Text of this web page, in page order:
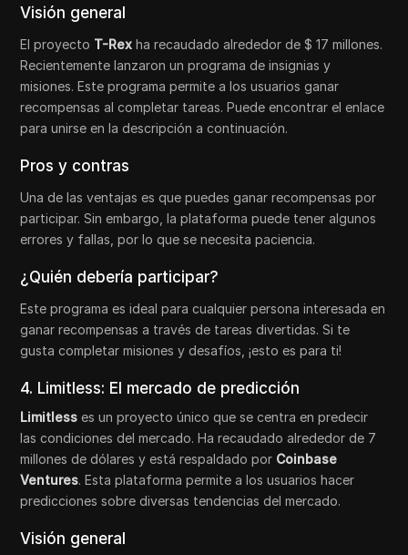
Visión general
El proyecto T-Rex ha recaudado alrededor de $ 17 millones.
Recientemente lanzaron un programa de insignias y
misiones. Este programa permite a los usuarios ganar
recompensas al completar tareas. Puede encontrar el enlace
para unirse en la descripción a continuación.
Pros y contras
Una de las ventajas es que puedes ganar recompensas por
participar. Sin embargo, la plataforma puede tener algunos
errores y fallas, por lo que se necesita paciencia.
¿Quién debería participar?
Este programa es ideal para cualquier persona interesada en
ganar recompensas a través de tareas divertidas. Si te
gusta completar misiones y desafíos, ¡esto es para ti!
4. Limitless: El mercado de predicción
Limitless es un proyecto único que se centra en predecir
las condiciones del mercado. Ha recaudado alrededor de 7
millones de dólares y está respaldado por Coinbase
Ventures. Esta plataforma permite a los usuarios hacer
predicciones sobre diversas tendencias del mercado.
Visión general